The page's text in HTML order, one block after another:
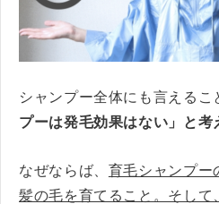
シャンプー全体にも言えるこ
プーは発毛効果はない」と考
なぜならば、 育毛シャンプー
髪の毛を育てること。そし